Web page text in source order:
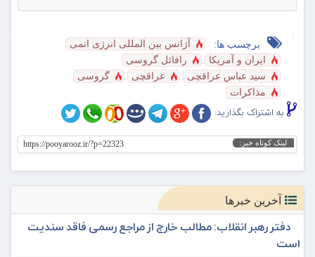
برچسب ها:
آژانس بین المللی انرژی اتمی
ایران و آمریکا
رافائل گروسی
سید عباس عراقچی
عراقچی
گروسی
مذاکرات
به اشتراک بگذارید:
لینک کوتاه خبر: https://pooyarooz.ir/?p=22323
آخرین خبرها
دفتر رهبر انقلاب: مطالب خارج از مراجع رسمی فاقد سندیت
است